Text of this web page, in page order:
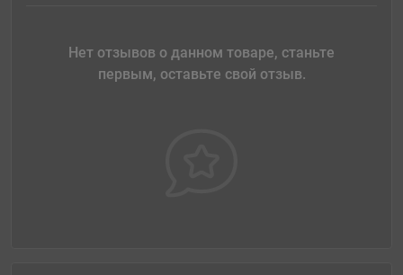
Нет отзывов о данном товаре, станьте
первым, оставьте свой отзыв.